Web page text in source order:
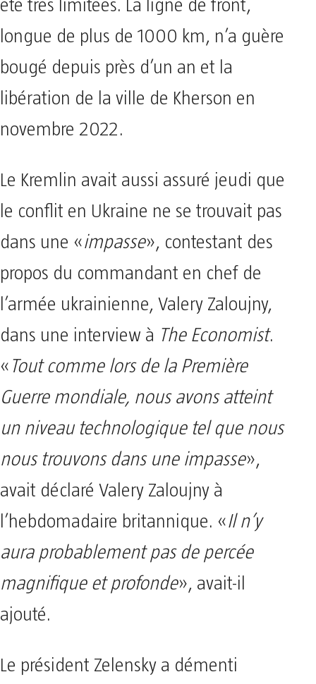
été très limitées. La ligne de front,
longue de plus de 1000 km, n’a guère
bougé depuis près d’un an et la
libération de la ville de Kherson en
novembre 2022.
Le Kremlin avait aussi assuré jeudi que
le conflit en Ukraine ne se trouvait pas
dans une «impasse», contestant des
propos du commandant en chef de
l’armée ukrainienne, Valery Zaloujny,
dans une interview à The Economist.
« Tout comme lors de la Première
Guerre mondiale, nous avons atteint
un niveau technologique tel que nous
nous trouvons dans une impasse»,
avait déclaré Valery Zaloujny à
l’hebdomadaire britannique. «Il n’y
aura probablement pas de percée
magnifique et profonde», avait-il
ajouté.
Le président Zelensky a démenti